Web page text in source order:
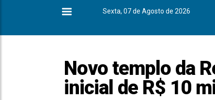
Sexta, 07 de Agosto de 2026
Novo templo da
inicial de R$ 10